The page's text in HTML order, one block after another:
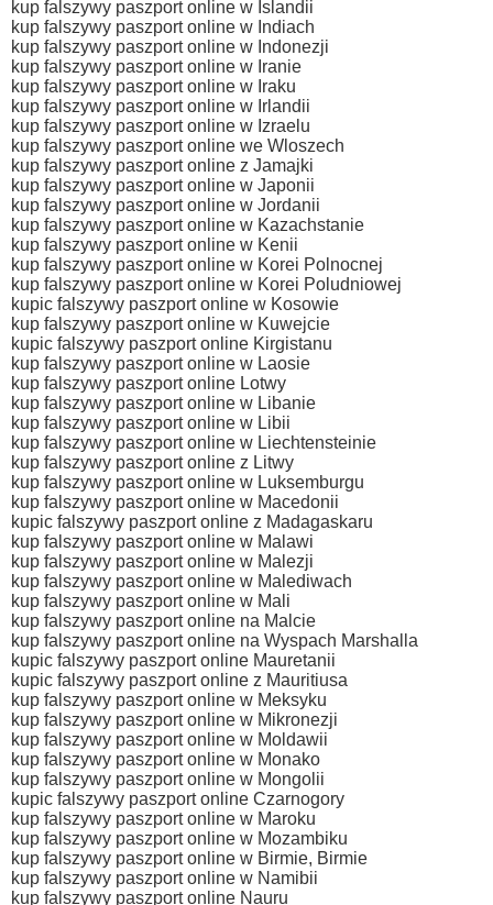
kup falszywy paszport online w Islandii
kup falszywy paszport online w Indiach
kup falszywy paszport online w Indonezji
kup falszywy paszport online w Iranie
kup falszywy paszport online w Iraku
kup falszywy paszport online w Irlandii
kup falszywy paszport online w Izraelu
kup falszywy paszport online we Wloszech
kup falszywy paszport online z Jamajki
kup falszywy paszport online w Japonii
kup falszywy paszport online w Jordanii
kup falszywy paszport online w Kazachstanie
kup falszywy paszport online w Kenii
kup falszywy paszport online w Korei Polnocnej
kup falszywy paszport online w Korei Poludniowej
kupic falszywy paszport online w Kosowie
kup falszywy paszport online w Kuwejcie
kupic falszywy paszport online Kirgistanu
kup falszywy paszport online w Laosie
kup falszywy paszport online Lotwy
kup falszywy paszport online w Libanie
kup falszywy paszport online w Libii
kup falszywy paszport online w Liechtensteinie
kup falszywy paszport online z Litwy
kup falszywy paszport online w Luksemburgu
kup falszywy paszport online w Macedonii
kupic falszywy paszport online z Madagaskaru
kup falszywy paszport online w Malawi
kup falszywy paszport online w Malezji
kup falszywy paszport online w Malediwach
kup falszywy paszport online w Mali
kup falszywy paszport online na Malcie
kup falszywy paszport online na Wyspach Marshalla
kupic falszywy paszport online Mauretanii
kupic falszywy paszport online z Mauritiusa
kup falszywy paszport online w Meksyku
kup falszywy paszport online w Mikronezji
kup falszywy paszport online w Moldawii
kup falszywy paszport online w Monako
kup falszywy paszport online w Mongolii
kupic falszywy paszport online Czarnogory
kup falszywy paszport online w Maroku
kup falszywy paszport online w Mozambiku
kup falszywy paszport online w Birmie, Birmie
kup falszywy paszport online w Namibii
kup falszywy paszport online Nauru